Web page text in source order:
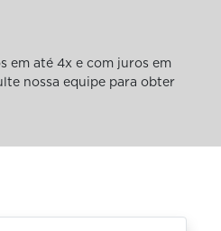
em até 4x e com juros em
nossa equipe para obter